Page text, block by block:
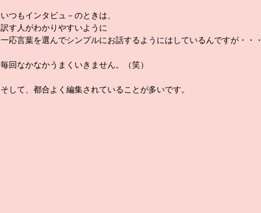
いつもインタビュ－のときは、
訳す人がわかりやすいように
一応言葉を選んでシンプルにお話するようにはしているんですが・・・
毎回なかなかうまくいきません。（笑）
そして、都合よく編集されていることが多いです。